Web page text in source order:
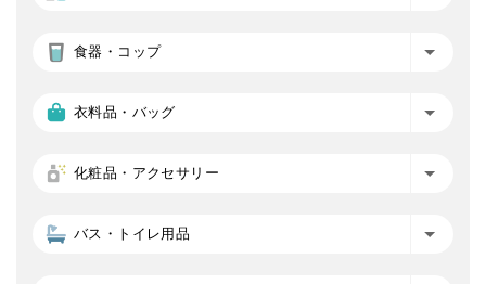
食器・コップ
衣料品・バッグ
化粧品・アクセサリー
バス・トイレ用品